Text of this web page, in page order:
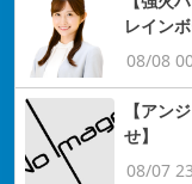
レイン
08/08
【アン
せ】
08/07